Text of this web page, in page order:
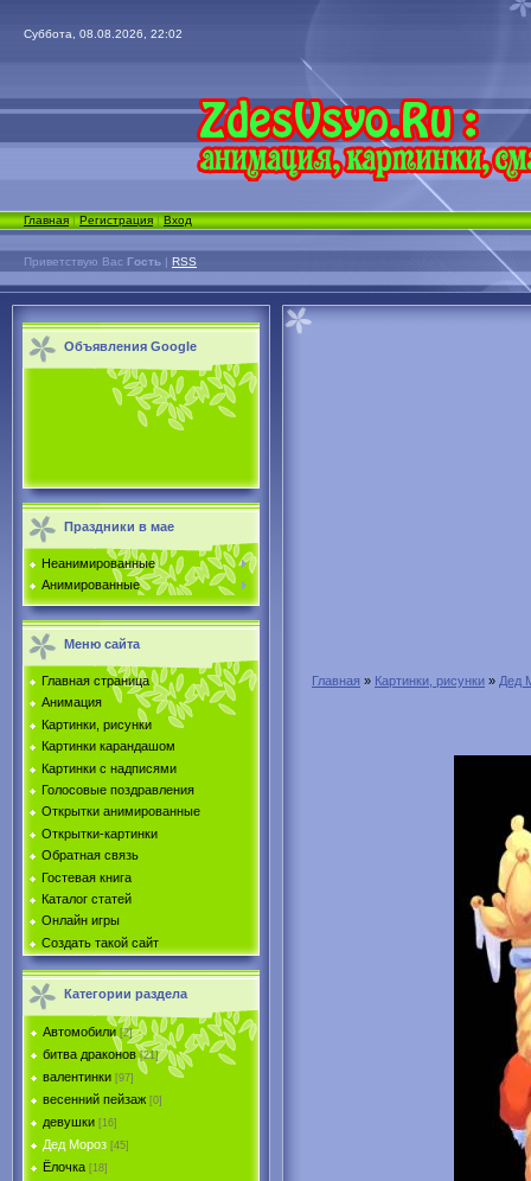
Суббота, 08.08.2026, 22:02
Главная|Регистрация|Вход
Приветствую Вас Гость | RSS
Объявления Google
Праздники в мае
Неанимированные
Анимированные
Меню сайта
Главная страница
Анимация
Картинки, рисунки
Картинки карандашом
Картинки с надписями
Голосовые поздравления
Открытки анимированные
Открытки-картинки
Обратная связь
Гостевая книга
Каталог статей
Онлайн игры
Создать такой сайт
Категории раздела
Автомобили [2]
битва драконов [21]
валентинки [97]
весенний пейзаж [0]
девушки [16]
Дед Мороз [45]
Ёлочка [18]
Главная » Картинки, рисунки » Дед